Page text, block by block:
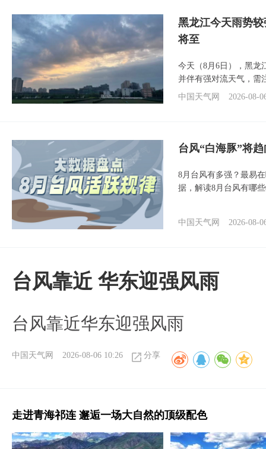
黑龙江今天雨势
将至
今天（8月6日），黑龙
并伴有强对流天气，需
中国天气网
2026-08-
台风“白海豚”将
8月台风有多强？最易
据，解读8月台风有哪
中国天气网 2026-08-
台风靠近 华东迎强风雨
台风靠近华东迎强风雨
中国天气网 2026-08-06 10:26 分享
走进青海祁连 邂逅一场大自然的顶级配色